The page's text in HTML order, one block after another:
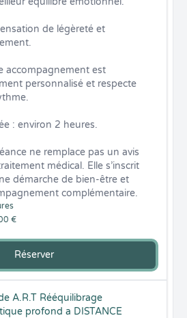
€
de légèreté et
accompagnement est
personnalisé et respecte
: environ 2 heures.
ne remplace pas un avis
médical. Elle s’inscrit
démarche de bien-être et
complémentaire.
Réserver
A.R.T Rééquilibrage
profond a DISTANCE